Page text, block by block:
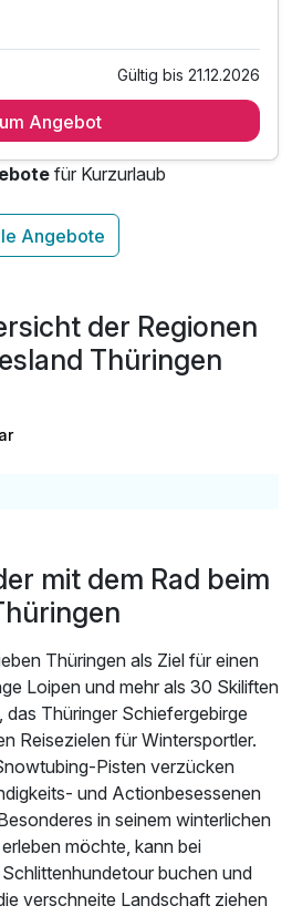
vom Buffet
Verfügbarkeit)
Gültig bis 21.12.2026
Angebot
für Kurzurlaub
der Regionen
Thüringen
mit dem Rad beim
Thüringen als Ziel für einen
Loipen und mehr als 30 Skiliften
das Thüringer Schiefergebirge
Reisezielen für Wintersportler.
Pisten verzücken
und Actionbesessenen
in seinem winterlichen
möchte, kann bei
buchen und
verschneite Landschaft ziehen